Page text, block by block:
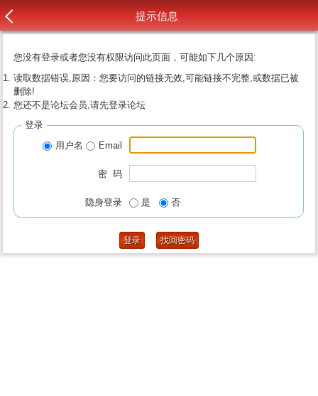
提示信息
您没有登录或者您没有权限访问此页面，可能如下几个原因:
读取数据错误,原因：您要访问的链接无效,可能链接不完整,或数据已被
删除!
您还不是论坛会员,请先登录论坛
登录
用户名
Email
密 码
隐身登录 是 否